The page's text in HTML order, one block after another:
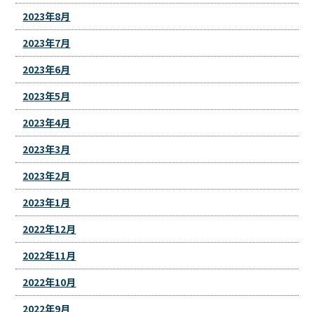
2023年8月
2023年7月
2023年6月
2023年5月
2023年4月
2023年3月
2023年2月
2023年1月
2022年12月
2022年11月
2022年10月
2022年9月